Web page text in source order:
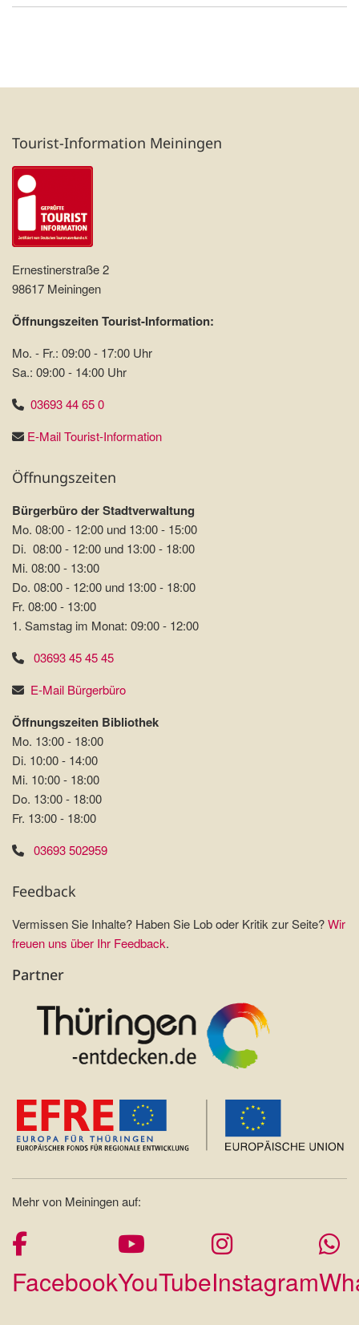
Tourist-Information Meiningen
Ernestinerstraße 2
98617 Meiningen
Öffnungszeiten Tourist-Information:
Mo. - Fr.: 09:00 - 17:00 Uhr
Sa.: 09:00 - 14:00 Uhr
03693 44 65 0
E-Mail Tourist-Information
Öffnungszeiten
Bürgerbüro der Stadtverwaltung
Mo. 08:00 - 12:00 und 13:00 - 15:00
Di. 08:00 - 12:00 und 13:00 - 18:00
Mi. 08:00 - 13:00
Do. 08:00 - 12:00 und 13:00 - 18:00
Fr. 08:00 - 13:00
1. Samstag im Monat: 09:00 - 12:00
03693 45 45 45
E-Mail Bürgerbüro
Öffnungszeiten Bibliothek
Mo. 13:00 - 18:00
Di. 10:00 - 14:00
Mi. 10:00 - 18:00
Do. 13:00 - 18:00
Fr. 13:00 - 18:00
03693 502959
Feedback
Vermissen Sie Inhalte? Haben Sie Lob oder Kritik zur Seite?Wir
freuen uns über Ihr Feedback.
Partner
Mehr von Meiningen auf:
FacebookYouTubeInstagram